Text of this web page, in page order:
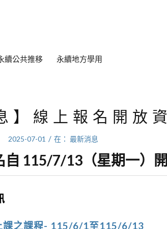
續公共推移 永續地方學用
】線上報名開放
2025-07-01 / 在： 最新消息
自 115/7/13（星期一）
課之課程- 115/6/1至115/6/13